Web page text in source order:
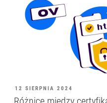
OPUBLIKOWANE
W
12 SIERPNIA 2024